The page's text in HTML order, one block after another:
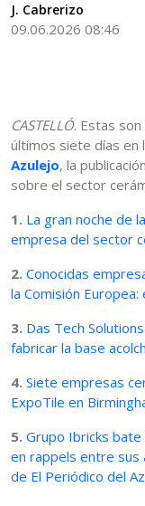
J. Cabrerizo
09.06.2026 08:46
CASTELLÓ. Estas son
últimos siete días en
Azulejo, la
sobre el sector
1. La gran noche de
empresa del sector
2. Conocidas
la Comisión
3. Das Tech
fabricar la base
4. Siete empresas
ExpoTile en
5. Grupo Ibricks
en rappels entre sus
de El Periódico del